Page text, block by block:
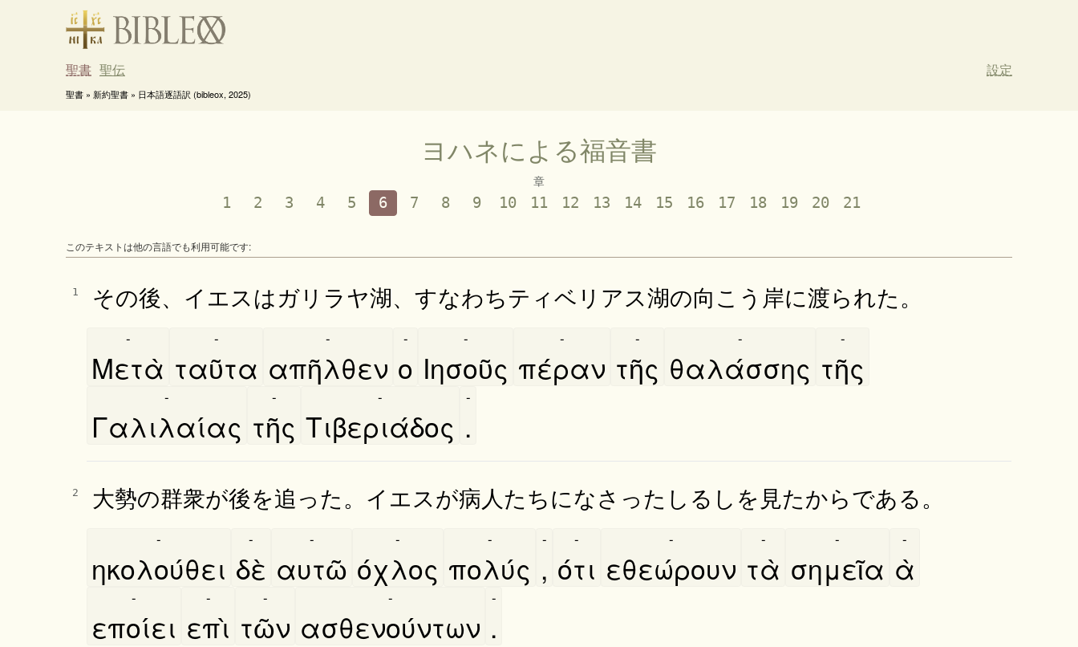
聖書 聖伝 設定
聖書 » 新約聖書 » 日本語逐語訳 (bibleox, 2025)
ヨハネによる福音書
章
1 2 3 4 5 6 7 8 9 10 11 12 13 14 15 16 17 18 19 20 21
このテキストは他の言語でも利用可能です:
1 その後、イエスはガリラヤ湖、すなわちティベリアス湖の向こう岸に渡られた。
Μετὰ
-
ταῦτα
-
απῆλθεν
-
ο
-
Ιησοῦς
-
πέραν
-
τῆς
-
θαλάσσης
-
τῆς
-
Γαλιλαίας
-
τῆς
-
Τιβεριάδος
-
.
-
2 大勢の群衆が後を追った。イエスが病人たちになさったしるしを見たからである。
ηκολούθει
-
δὲ
-
αυτῶ
-
όχλος
-
πολύς
-
,
-
ότι
-
εθεώρουν
-
τὰ
-
σημεῖα
-
ὰ
-
εποίει
-
επὶ
-
τῶν
-
ασθενούντων
-
.
-